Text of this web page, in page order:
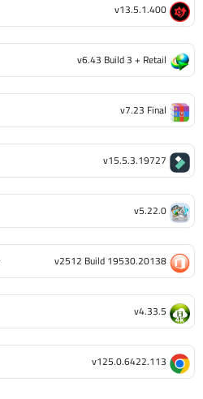
v13.5.1.400
v6.43 Build 3 + Retail
v7.23 Final
v15.5.3.19727
v5.22.0
v2512 Build 19530.20138
v4.33.5
v125.0.6422.113